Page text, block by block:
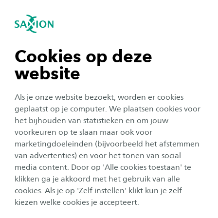
Cookies op deze
website
Als je onze website bezoekt, worden er cookies
geplaatst op je computer. We plaatsen cookies voor
het bijhouden van statistieken en om jouw
voorkeuren op te slaan maar ook voor
marketingdoeleinden (bijvoorbeeld het afstemmen
van advertenties) en voor het tonen van social
media content. Door op 'Alle cookies toestaan' te
klikken ga je akkoord met het gebruik van alle
cookies. Als je op 'Zelf instellen' klikt kun je zelf
kiezen welke cookies je accepteert.
Navigatie openen
tonen
tonen
tonen
tonen
sluiten
Home Onderzoek
Cost effective lab on a chip
technology for SMEs
The use of microfluidic chips in everyday
products is increasing. For example,
microfluidic chips are used in the treatment of
bipolar disorder, enabling sufferers to find a
better life balance. Forensic science also uses
these chips to perform DNA testing.
In addition, microfluidic chips are widely used in
industry, for example in the development of